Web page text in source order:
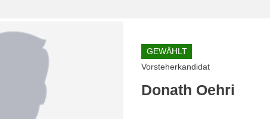
GEWÄHLT
Vorsteherkandidat
Donath Oehri